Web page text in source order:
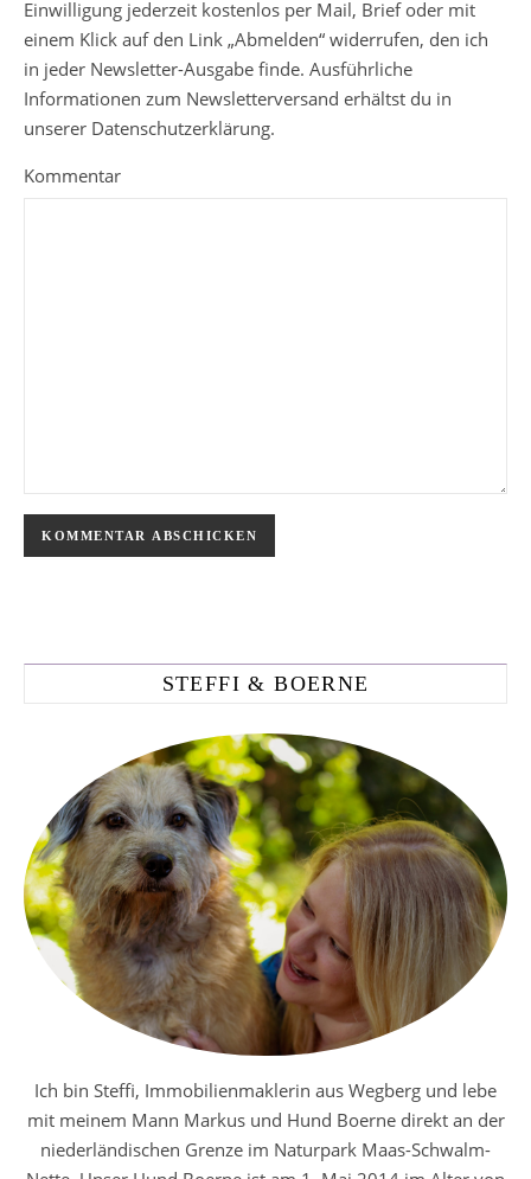
Einwilligung jederzeit kostenlos per Mail, Brief oder mit
einem Klick auf den Link „Abmelden“ widerrufen, den ich
in jeder Newsletter-Ausgabe finde. Ausführliche
Informationen zum Newsletterversand erhältst du in
unserer Datenschutzerklärung.
Kommentar
STEFFI & BOERNE
Ich bin Steffi, Immobilienmaklerin aus Wegberg und lebe
mit meinem Mann Markus und Hund Boerne direkt an der
niederländischen Grenze im Naturpark Maas-Schwalm-